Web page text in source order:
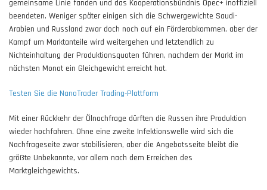
gemeinsame Linie fanden und das Kooperationsbündnis Opec+ inoffiziell
beendeten. Weniger später einigen sich die Schwergewichte Saudi-
Arabien und Russland zwar doch noch auf ein Förderabkommen, aber der
Kampf um Marktanteile wird weitergehen und letztendlich zu
Nichteinhaltung der Produktionsquoten führen, nachdem der Markt im
nächsten Monat ein Gleichgewicht erreicht hat.
Testen Sie die NanoTrader Trading-Plattform
Mit einer Rückkehr der Ölnachfrage dürften die Russen ihre Produktion
wieder hochfahren. Ohne eine zweite Infektionswelle wird sich die
Nachfrageseite zwar stabilisieren, aber die Angebotsseite bleibt die
größte Unbekannte, vor allem nach dem Erreichen des
Marktgleichgewichts.